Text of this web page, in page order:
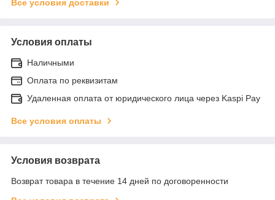
Все условия доставки
Условия оплаты
Наличными
Оплата по реквизитам
Удаленная оплата от юридического лица через Kaspi Pay
Все условия оплаты
Условия возврата
Возврат товара в течение 14 дней по договоренности